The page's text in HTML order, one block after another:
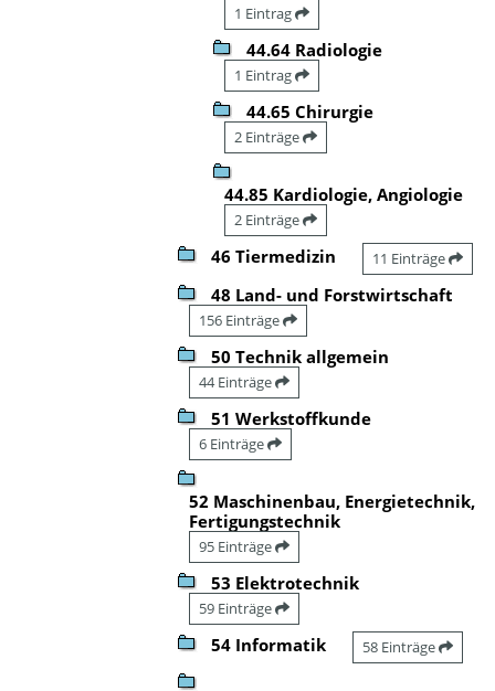
1 Eintrag
44.64 Radiologie
1 Eintrag
44.65 Chirurgie
2 Einträge
44.85 Kardiologie, Angiologie
2 Einträge
46 Tiermedizin 11 Einträge
48 Land- und Forstwirtschaft
156 Einträge
50 Technik allgemein
44 Einträge
51 Werkstoffkunde
6 Einträge
52 Maschinenbau, Energietechnik,
Fertigungstechnik
95 Einträge
53 Elektrotechnik
59 Einträge
54 Informatik 58 Einträge